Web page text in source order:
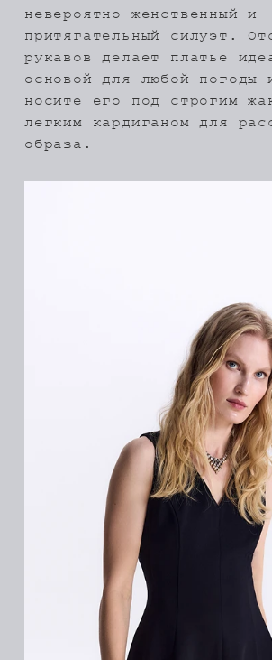
невероятно женственный и
притягательный силуэт.
рукавов делает платье
основой для любой погоды
носите его под строгим
легким кардиганом для
образа.